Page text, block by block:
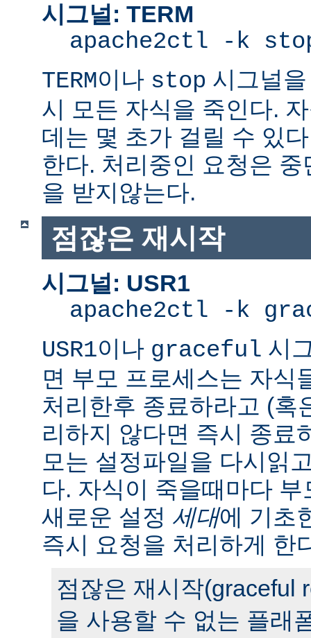
시그널: TERM
apache2ctl -k
TERM이나 stop 시그널
시 모든 자식을 죽인다.
데는 몇 초가 걸릴 수 있
한다. 처리중인 요청은
을 받지않는다.
점잖은 재시작
시그널: USR1
apache2ctl -k
USR1이나 graceful 시
면 부모 프로세스는 자식
처리한후 종료하라고 (혹
리하지 않다면 즉시 종료
모는 설정파일을 다시읽
다. 자식이 죽을때마다
새로운 설정 세대에 기초
즉시 요청을 처리하게 한
점잖은 재시작(graceful
을 사용할 수 없는 플래